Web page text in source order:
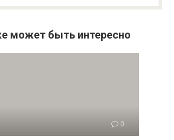
может быть интересно
0